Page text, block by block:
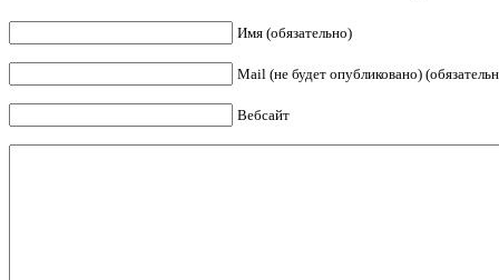
Имя (обязательно)
Mail (не будет опубликовано)
Вебсайт